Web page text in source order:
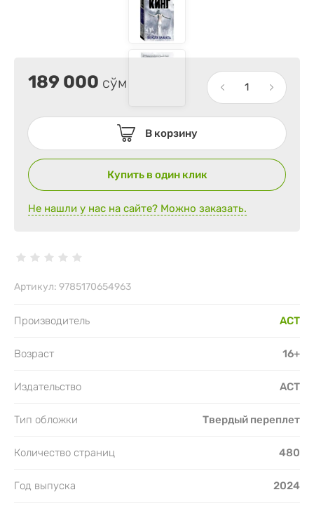
189 000 сўм
В корзину
Купить в один клик
Не нашли у нас на сайте? Можно заказать.
Артикул: 9785170654963
Производитель АСТ
Возраст 16+
Издательство АСТ
Тип обложки Твердый переплет
Количество страниц 480
Год выпуска 2024